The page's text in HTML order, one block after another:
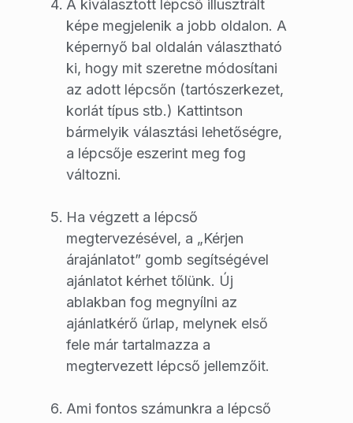
A kiválasztott lépcső illusztrált
képe megjelenik a jobb oldalon. A
képernyő bal oldalán választható
ki, hogy mit szeretne módosítani
az adott lépcsőn (tartószerkezet,
korlát típus stb.) Kattintson
bármelyik választási lehetőségre,
a lépcsője eszerint meg fog
változni.
Ha végzett a lépcső
megtervezésével, a „Kérjen
árajánlatot” gomb segítségével
ajánlatot kérhet tőlünk. Új
ablakban fog megnyílni az
ajánlatkérő űrlap, melynek első
fele már tartalmazza a
megtervezett lépcső jellemzőit.
Ami fontos számunkra a lépcső